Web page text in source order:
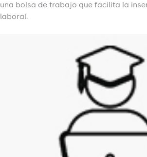
una bolsa de trabajo que facilita la
laboral.